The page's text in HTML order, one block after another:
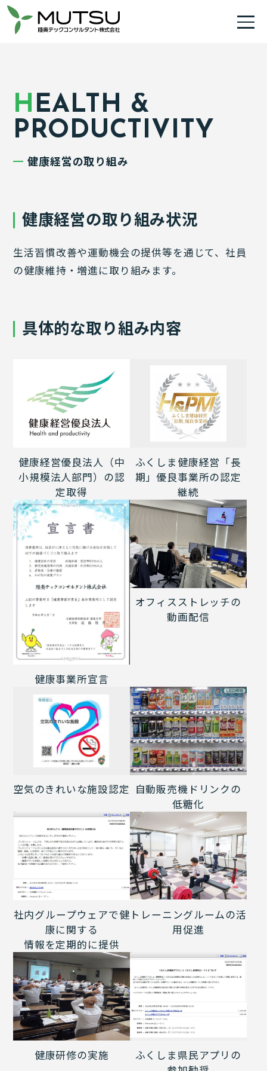
HEALTH &
PRODUCTIVITY
健康経営の取り組み
健康経営の取り組み状況
生活習慣改善や運動機会の提供等を通じて、社員
の健康維持・増進に取り組みます。
具体的な取り組み内容
健康経営優良法人（中
小規模法人部門）の認
定取得
ふくしま健康経営「長
期」優良事業所の認定
継続
健康事業所宣言
オフィスストレッチの
動画配信
空気のきれいな施設認定 自動販売機ドリンクの
低糖化
社内グループウェアで健
康に関する
情報を定期的に提供
トレーニングルームの活
用促進
健康研修の実施
ふくしま県民アプリの